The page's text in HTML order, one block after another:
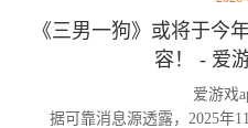
《三男一狗》或将于今
容！ - 爱
爱游戏
据可靠消息源透露，2025年11